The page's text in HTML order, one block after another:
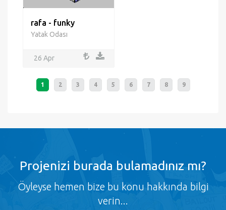
rafa - funky
Yatak Odası
26 Apr
1 2 3 4 5 6 7 8 9
Projenizi burada bulamadınız mı?
Öyleyse hemen bize bu konu hakkında bilgi
verin...